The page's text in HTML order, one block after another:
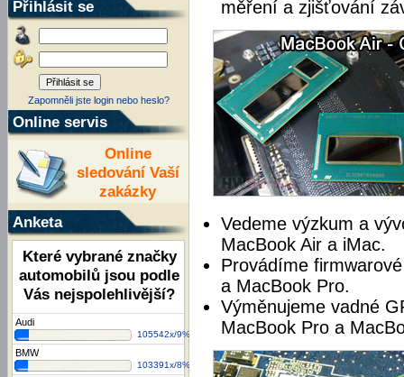
Přihlásit se
Zapomněli jste login nebo heslo?
Online servis
Online
sledování Vaší
zakázky
Anketa
Které vybrané značky
automobilů jsou podle
Vás nejspolehlivější?
Audi
105542x/9%
BMW
103391x/8%
měření a zjišťování
Vedeme výzkum a
MacBook Air a iMac.
Provádíme
a MacBook Pro.
Výměnujeme vadné
MacBook Pro a